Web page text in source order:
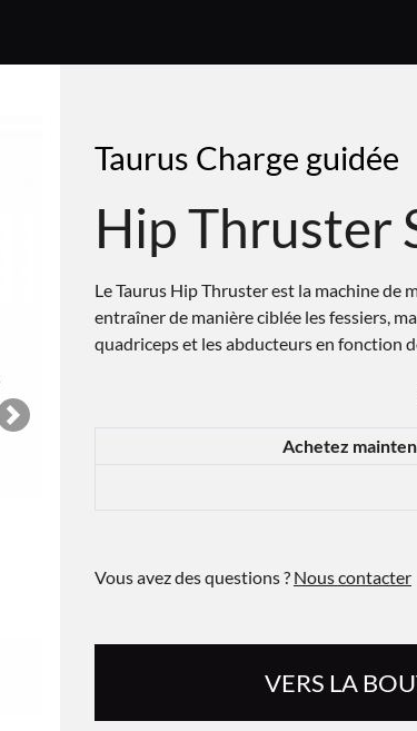
Next
Taurus Charge guidée
Hip Thruster
Le Taurus Hip Thruster est la machine de
entraîner de manière ciblée les fessiers,
quadriceps et les abducteurs en fonction
Achetez
Vous avez des questions ? Nous contacter
VERS LA